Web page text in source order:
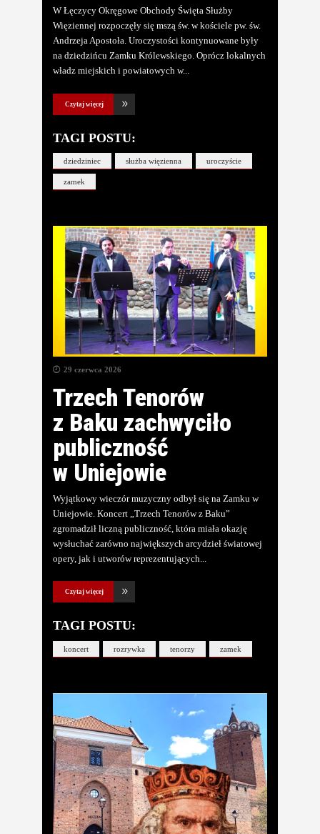
W Łęczycy Okręgowe Obchody Święta Służby
Więziennej rozpoczęły się mszą św. w kościele pw. św.
Andrzeja Apostoła. Uroczystości kontynuowane były
na dziedzińcu Zamku Królewskiego. Oprócz lokalnych
władz miejskich i powiatowych w
Czytaj więcej
TAGI POSTU:
dziedziniec służba więzienna uroczyście
zamek
29 czerwca 2026
Trzech Tenorów
z Baku zachwyciło
publiczność
w Uniejowie
Wyjątkowy wieczór muzyczny odbył się na Zamku w
Uniejowie. Koncert „Trzech Tenorów z Baku”
zgromadził liczną publiczność, która miała okazję
wysłuchać zarówno największych arcydzieł światowej
opery, jak i utworów reprezentujących
Czytaj więcej
TAGI POSTU:
koncert rozrywka tenorzy zamek